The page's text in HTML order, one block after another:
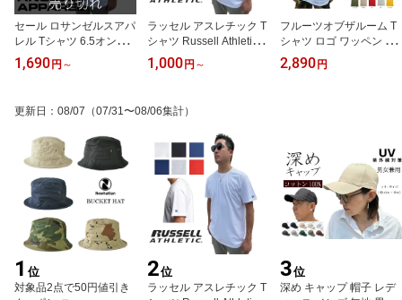
セール ロサンゼルスアパ
レル Tシャツ 6.5オンス L
OS ANGELES APPAREL
tシャツ ガーメントダイ
エルエー アパレル LAア
パレル ビッグ ビック ビ
ッグt シルエット
1,690 円 ～
ラッセル アスレチック T
シャツ Russell Athletic
ラッセルアスレチィック
袖ロゴ 半袖Tシャツ ワン
ロゴtシャツ レディース
シンプル ビッグ ビック
シルエット ラッセルt オ
ーバーサイズ クルーネッ
ク
1,000 円 ～
フルーツオブザルーム T
シャツ ロゴ ワッペン メ
ンズ 無地Tシャツ FRUIT
OF THE LOOM 半袖 シン
2,890 円
更新日 ： 08/07 （07/31〜08/06集計）
1 位
対象品2点で50円値引き
2位
ラッセル アスレチック T
3位
深め キャップ 帽子 レデ